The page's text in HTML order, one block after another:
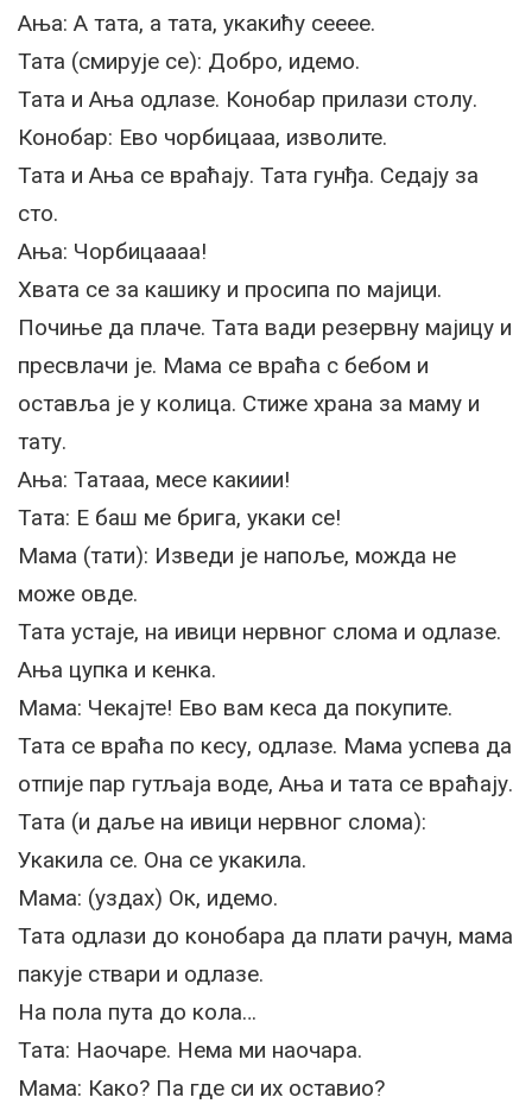
Ања: А тата, а тата, укакићу сееее.
Тата (смирује се): Добро, идемо.
Тата и Ања одлазе. Конобар прилази столу.
Конобар: Ево чорбицааа, изволите.
Тата и Ања се враћају. Тата гунђа. Седају за
сто.
Ања: Чорбицаааа!
Хвата се за кашику и просипа по мајици.
Почиње да плаче. Тата вади резервну мајицу и
пресвлачи је. Мама се враћа с бебом и
оставља је у колица. Стиже храна за маму и
тату.
Ања: Татааа, месе какиии!
Тата: Е баш ме брига, укаки се!
Мама (тати): Изведи је напоље, можда не
може овде.
Тата устаје, на ивици нервног слома и одлазе.
Ања цупка и кенка.
Мама: Чекајте! Ево вам кеса да покупите.
Тата се враћа по кесу, одлазе. Мама успева да
отпије пар гутљаја воде, Ања и тата се враћају.
Тата (и даље на ивици нервног слома):
Укакила се. Она се укакила.
Мама: (уздах) Ок, идемо.
Тата одлази до конобара да плати рачун, мама
пакује ствари и одлазе.
На пола пута до кола…
Тата: Наочаре. Нема ми наочара.
Мама: Како? Па где си их оставио?